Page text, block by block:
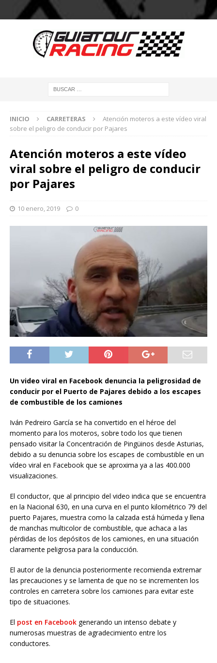
INICIO CARRETERAS
Atención moteros a este vídeo viral
sobre el peligro de conducir por Pajares
Atención moteros a este vídeo
viral sobre el peligro de conducir
por Pajares
10 enero, 2019 0
Un video viral en Facebook denuncia la peligrosidad de
conducir por el Puerto de Pajares debido a los escapes
de combustible de los camiones
Iván Pedreiro García se ha convertido en el héroe del
momento para los moteros, sobre todo los que tienen
pensado visitar la Concentración de Pingüinos desde Asturias,
debido a su denuncia sobre los escapes de combustible en un
vídeo viral en Facebook que se aproxima ya a las 400.000
visualizaciones.
El conductor, que al principio del video indica que se encuentra
en la Nacional 630, en una curva en el punto kilométrico 79 del
puerto Pajares, muestra como la calzada está húmeda y llena
de manchas multicolor de combustible, que achaca a las
pérdidas de los depósitos de los camiones, en una situación
claramente peligrosa para la conducción.
El autor de la denuncia posteriormente recomienda extremar
las precauciones y se lamenta de que no se incrementen los
controles en carretera sobre los camiones para evitar este
tipo de situaciones.
El post en Facebook generando un intenso debate y
numerosas muestras de agradecimiento entre los
conductores.